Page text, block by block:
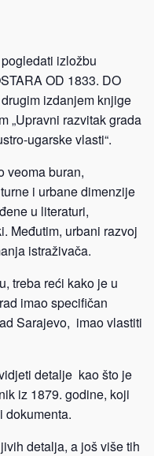
izložbu
OD 1833. DO
izdanjem knjige
„Upravni razvitak grada
ugarske vlasti“.
veoma buran,
i urbane dimenzije
u literaturi,
Međutim, urbani razvoj
istraživača.
treba reći kako je u
imao specifičan
Sarajevo, imao vlastiti
detalje kao što je
iz 1879. godine, koji
dokumenta.
detalja, a još više tih